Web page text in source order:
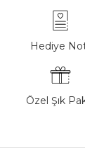
Hediye
Özel Şık